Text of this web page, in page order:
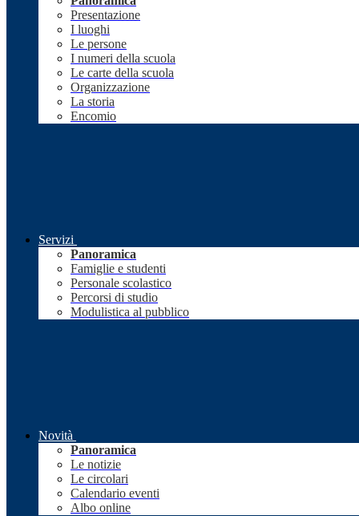
Presentazione
I luoghi
Le persone
I numeri della scuola
Le carte della scuola
Organizzazione
La storia
Encomio
Servizi
Panoramica
Famiglie e studenti
Personale scolastico
Percorsi di studio
Modulistica al pubblico
Novità
Panoramica
Le notizie
Le circolari
Calendario eventi
Albo online